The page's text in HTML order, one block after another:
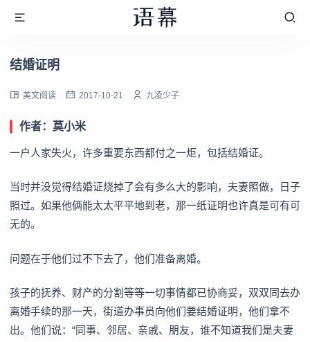
结婚证明
美文阅读 2017-10-21 九凌少子
作者：莫小米
一户人家失火，许多重要东西都付之一炬，包括结婚证。
当时并没觉得结婚证烧掉了会有多么大的影响，夫妻照做，日子
照过。如果他俩能太太平平地到老，那一纸证明也许真是可有可
无的。
问题在于他们过不下去了，他们准备离婚。
孩子的抚养、财产的分割等等一切事情都已协商妥，双双同去办
离婚手续的那一天，街道办事员向他们要结婚证明，他们拿不
出。他们说：“同事、邻居、亲戚、朋友，谁不知道我们是夫妻